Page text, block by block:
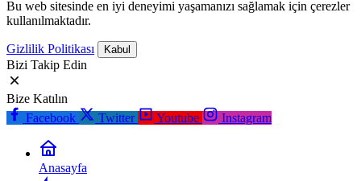
Bu web sitesinde en iyi deneyimi yaşamanızı sağlamak için çerezler
kullanılmaktadır.
Gizlilik Politikası Kabul
Bizi Takip Edin
Bize Katılın
Facebook
Twitter Youtube Instagram
Anasayfa